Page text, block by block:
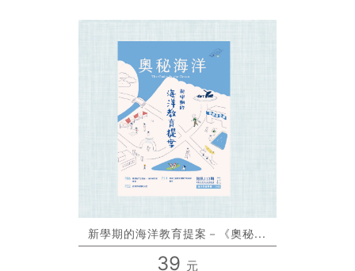
新學期的海洋教育提案－《奧秘...
39 元